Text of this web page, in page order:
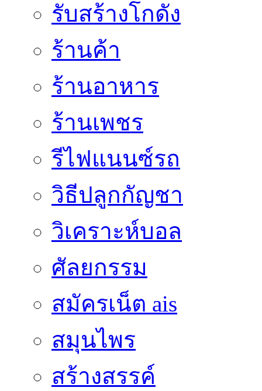
รับสร้างโกดัง
ร้านค้า
ร้านอาหาร
ร้านเพชร
รีไฟแนนซ์รถ
วิธีปลูกกัญชา
วิเคราะห์บอล
ศัลยกรรม
สมัครเน็ต ais
สมุนไพร
สร้างสรรค์